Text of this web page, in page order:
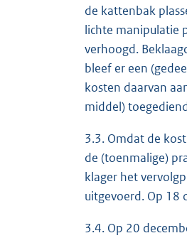
de kattenbak
lichte manipulatie
verhoogd.
bleef er een
kosten daarvan
middel)
3.3. Omdat de
de (toenmalige)
klager het
uitgevoerd. Op 18
3.4. Op 20